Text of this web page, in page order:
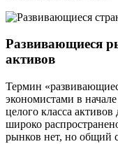
Развивающиеся
активов
Термин
экономистами в
целого класса
широко
рынков нет, но общий